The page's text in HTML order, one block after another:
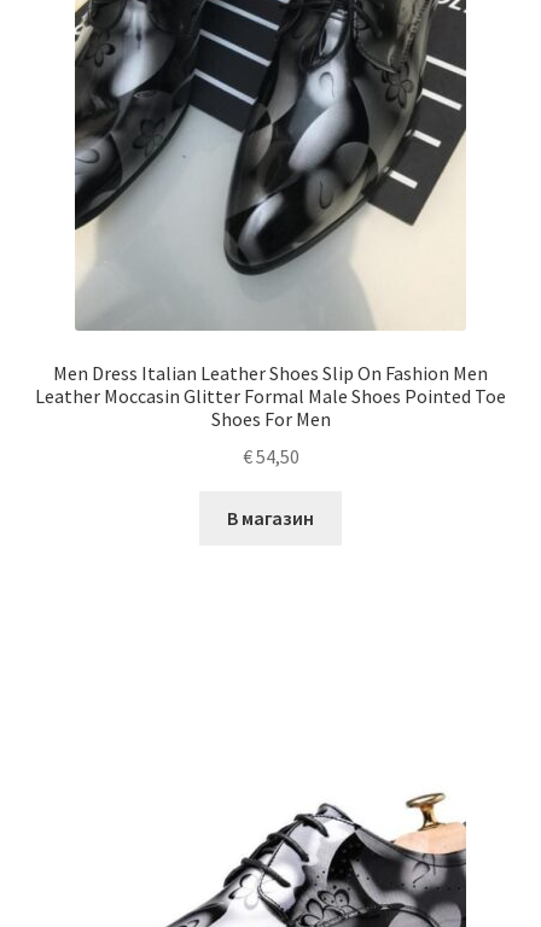
Men Dress Italian Leather Shoes Slip On Fashion Men
Leather Moccasin Glitter Formal Male Shoes Pointed Toe
Shoes For Men
€54,50
В магазин